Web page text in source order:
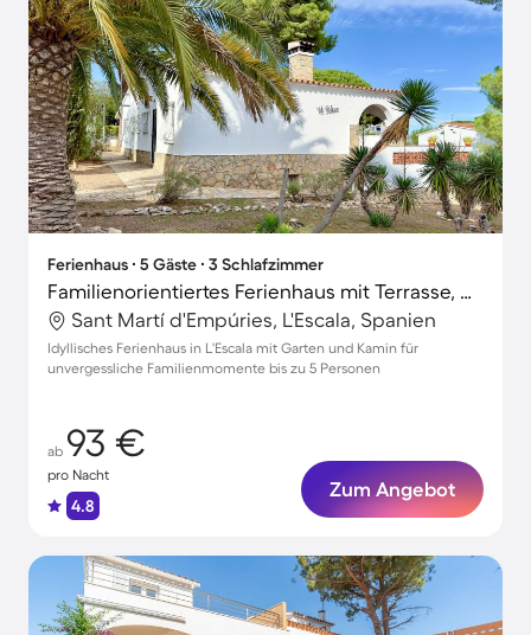
Ferienhaus ∙ 5 Gäste ∙ 3 Schlafzimmer
Familienorientiertes Ferienhaus mit Terrasse, Grill und Garten
Sant Martí d'Empúries, L'Escala, Spanien
Idyllisches Ferienhaus in L'Escala mit Garten und Kamin für
unvergessliche Familienmomente bis zu 5 Personen
ab 93 €
pro Nacht
4.8
Zum Angebot